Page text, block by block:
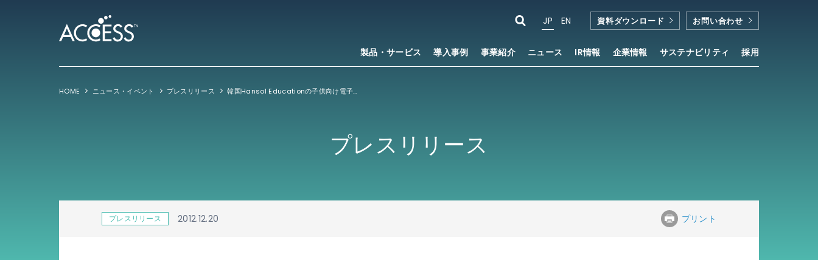
製品・サービス 導入事例 事業紹介 ニュース IR情報 企業情報 サステナビリティ 採用
JP EN 資料ダウンロード お問い合わせ
HOME ニュース・イベント プレスリリース 韓国Hansol Educationの子供向け電子書籍専用タブレット「Finger Pad」にACCESSの電子出版ソリューション「ACCESS
プレスリリース
プレスリリース 2012.12.20 プリント